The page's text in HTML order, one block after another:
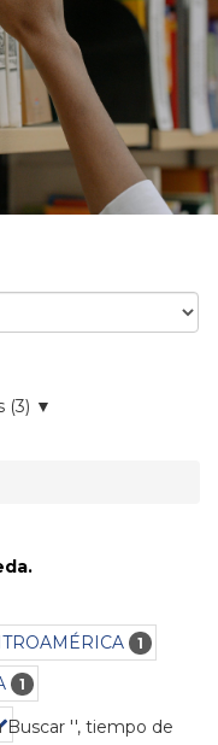
un filtro.
(3)
1
1
Buscar '', tiempo de